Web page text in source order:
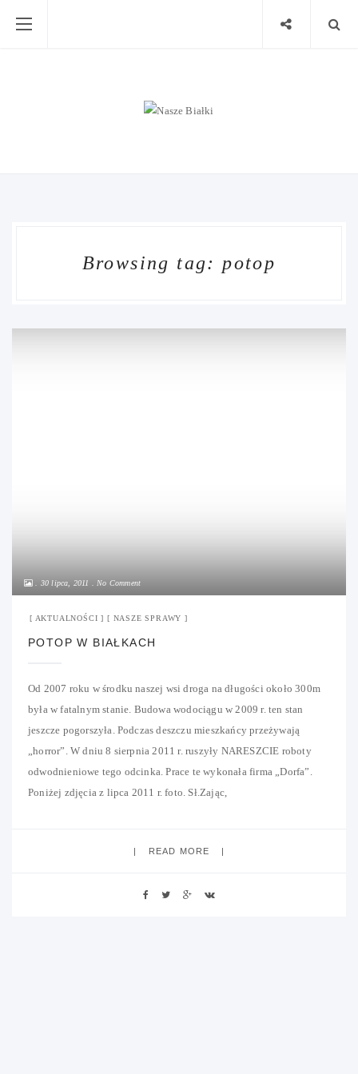
Browsing tag: potop
30 lipca, 2011 No Comment
AKTUALNOŚCI NASZE SPRAWY
POTOP W BIAŁKACH
Od 2007 roku w środku naszej wsi droga na długości około 300m
była w fatalnym stanie. Budowa wodociągu w 2009 r. ten stan
jeszcze pogorszyła. Podczas deszczu mieszkańcy przeżywają
„horror”. W dniu 8 sierpnia 2011 r. ruszyły NARESZCIE roboty
odwodnieniowe tego odcinka. Prace te wykonała firma „Dorfa”.
Poniżej zdjęcia z lipca 2011 r. foto. Sł.Zając,
READ MORE